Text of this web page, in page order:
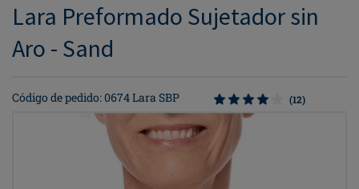
Lara Preformado Sujetador sin
Aro - Sand
Código de pedido: 0674 Lara SBP (12)